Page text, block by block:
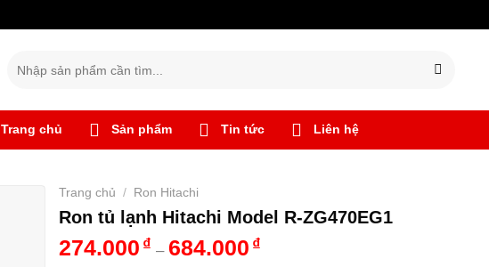
kiếm:
Trang chủ Sản phẩm Tin tức Liên hệ
Trang chủ / Ron Hitachi
Ron tủ lạnh Hitachi Model R-ZG470EG1
274.000 ₫ – 684.000 ₫